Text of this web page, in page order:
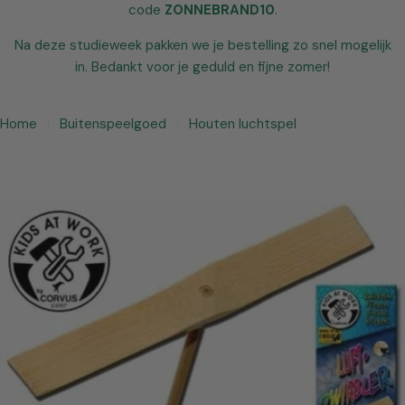
code ZONNEBRAND10.
Na deze studieweek pakken we je bestelling zo snel mogelijk
in. Bedankt voor je geduld en fijne zomer!
Home Buitenspeelgoed Houten luchtspel